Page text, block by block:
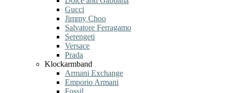
Gucci
Jimmy Choo
Salvatore Ferragamo
Serengeti
Versace
Prada
Klockarmband
Armani Exchange
Emporio Armani
Fossil